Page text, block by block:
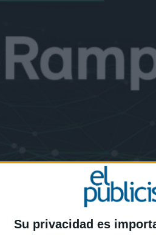
Su privacidad es
LiveRamp, una de las
en una operación